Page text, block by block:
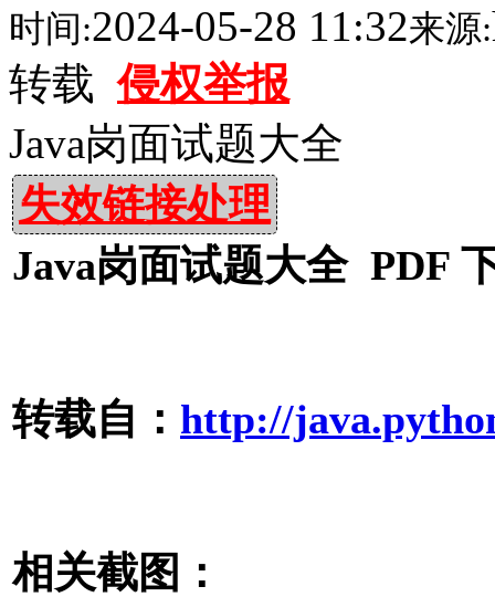
时间:2024-05-28 11:32来源:
转载侵权举报
Java岗面试题大全
失效链接处理
Java岗面试题大全 PDF
转载自： http://
相关截图：